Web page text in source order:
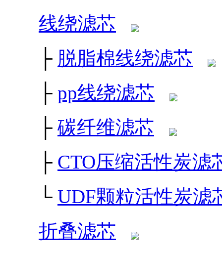
线绕滤芯
├ 脱脂棉线绕滤芯
├ pp线绕滤芯
├ 碳纤维滤芯
├ CTO压缩活性炭滤
└ UDF颗粒活性炭滤
折叠滤芯